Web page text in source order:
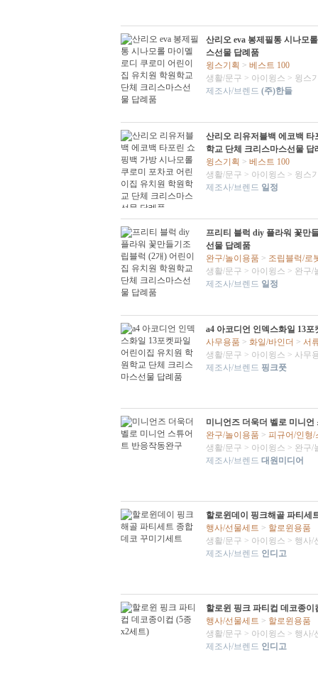
산리오 eva 봉제필통 시나모
스선물 답례품
윙스기획 > 베스트 100
생활/문구 > 아이윙스 > 윙스
제조사/브렌드 (주)한들
산리오 리유저블백 에코백
학교 단체 크리스마스선물 답
윙스기획 > 베스트 100
생활/문구 > 아이윙스 > 윙스
제조사/브렌드 일정
프리티 블럭 diy 플라워 꽃만
선물 답례품
완구/놀이용품 > 조립블럭/로
생활/문구 > 아이윙스 > 완구/
제조사/브렌드 일정
a4 아코디언 인덱스화일 13
사무용품 > 화일/바인더 > 서
생활/문구 > 아이윙스 > 사무
제조사/브렌드 핑크풋
미니언즈 더욱더 벨로 미니
완구/놀이용품 > 피규어/인형/
생활/문구 > 아이윙스 > 완구/
제조사/브렌드 대원미디어
할로윈데이 핑크해골 파티세
행사/선물세트 > 할로윈용품
생활/문구 > 아이윙스 > 행사/
제조사/브렌드 인디고
할로윈 핑크 파티컵 데코종이
행사/선물세트 > 할로윈용품
생활/문구 > 아이윙스 > 행사/
제조사/브렌드 인디고